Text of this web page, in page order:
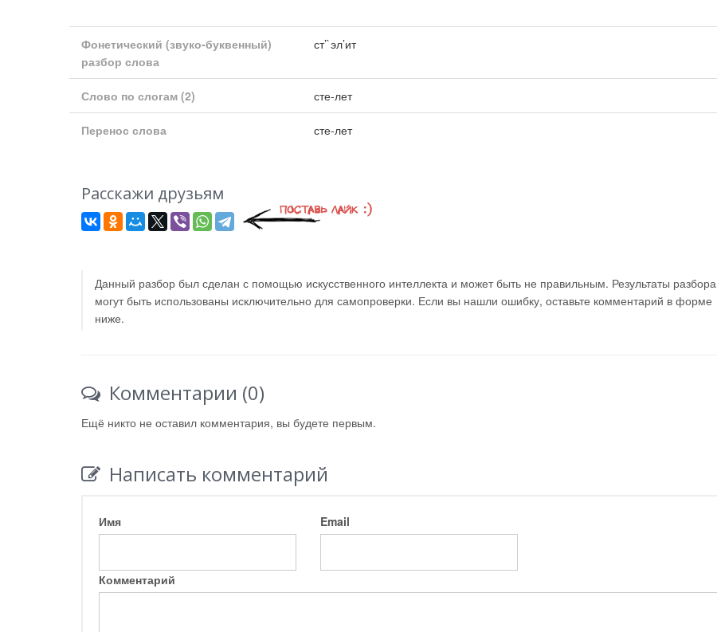
Фонетический (звуко-буквенный)
разбор слова
ст’`эл’ит
Слово по слогам (2) сте-лет
Перенос слова сте-лет
Расскажи друзьям
Данный разбор был сделан с помощью искусственного интеллекта и может быть не правильным. Результаты разбора
могут быть использованы исключительно для самопроверки. Если вы нашли ошибку, оставьте комментарий в форме
ниже.
Комментарии (0)
Ещё никто не оставил комментария, вы будете первым.
Написать комментарий
Имя Email
Комментарий